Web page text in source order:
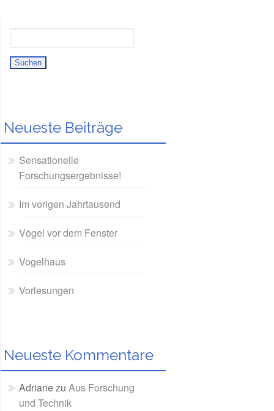
Neueste Beiträge
Sensationelle
Forschungsergebnisse!
Im vorigen Jahrtausend
Vögel vor dem Fenster
Vogelhaus
Vorlesungen
Neueste Kommentare
Adrianezu Aus Forschung
und Technik